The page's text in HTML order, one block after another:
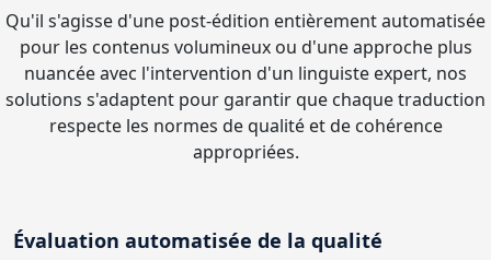
Qu'il s'agisse d'une post-édition entièrement automatisée
pour les contenus volumineux ou d'une approche plus
nuancée avec l'intervention d'un linguiste expert, nos
solutions s'adaptent pour garantir que chaque traduction
respecte les normes de qualité et de cohérence
appropriées.
Évaluation automatisée de la qualité